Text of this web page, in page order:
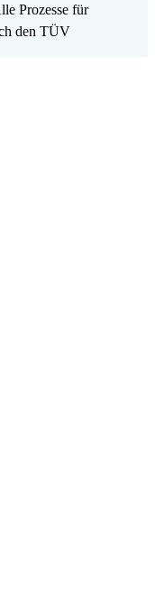
Prozesse für
den TÜV